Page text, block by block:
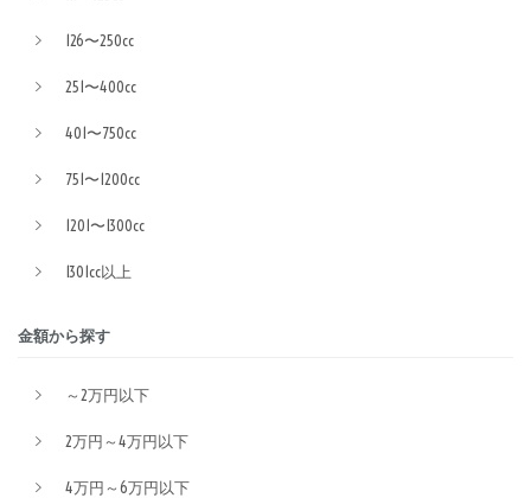
126〜250cc
251〜400cc
401〜750cc
751〜1200cc
1201〜1300cc
1301cc以上
金額から探す
～2万円以下
2万円～4万円以下
4万円～6万円以下